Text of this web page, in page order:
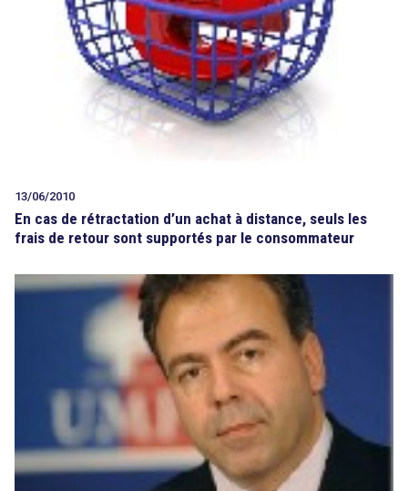
13/06/2010
En cas de rétractation d’un achat à distance, seuls les
frais de retour sont supportés par le consommateur